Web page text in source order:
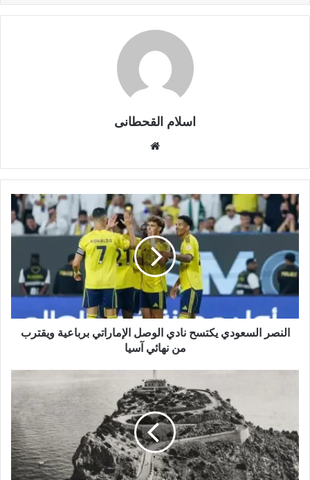
اسلام القحطانى
ق
ع
ا
ل
و
ي
ب
النصر السعودي يكتسح نادي الوصل الإماراتي برباعية ويقترب
من نهائي آسيا